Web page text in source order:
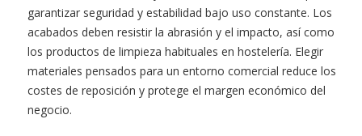
garantizar seguridad y estabilidad bajo uso constante. Los
acabados deben resistir la abrasión y el impacto, así como
los productos de limpieza habituales en hostelería. Elegir
materiales pensados para un entorno comercial reduce los
costes de reposición y protege el margen económico del
negocio.